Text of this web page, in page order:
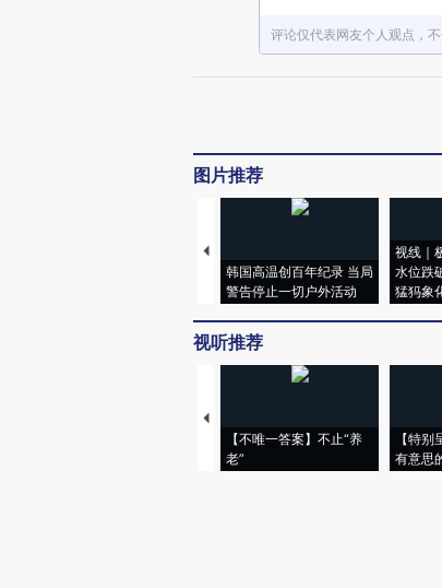
评论仅代表网友个人观点，
图片推荐
韩国高温创百年纪录 当局
警告停止一切户外活动
视线｜
水位跌
猛犸象
视听推荐
【不唯一答案】不止“养
老”
【特
有意思